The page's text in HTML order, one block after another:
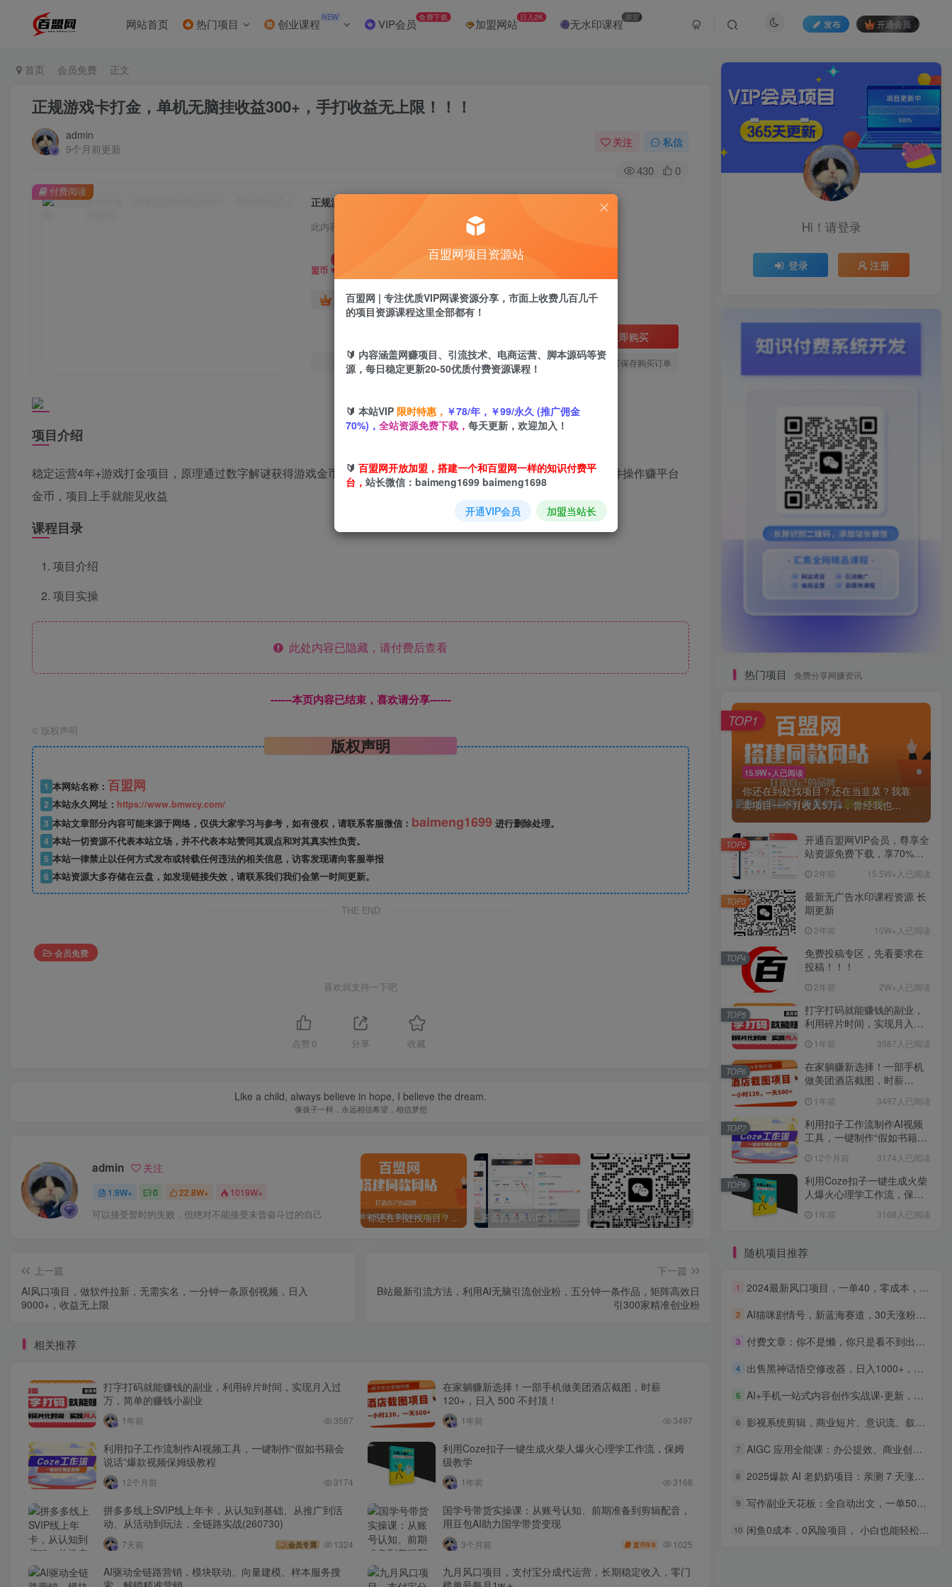
网站首页 热门项目 创业课程 NEW VIP会员 免费下载 加盟网站 日入2K 无水印课程 加盟
发布 开通会员
首页 会员免费 正文
正规游戏卡打金，单机无脑挂收益300+，手打收益无上限！！！
admin
9个月前更新
关注 私信
430 0
正规游戏卡打金，单机无脑挂收益300+，手打收益无上限！！！
此内容为付费阅读，请付费后查看
盟币 9.9
黄金会员免费 超级会员免费
立即购买
您当前未登录！建议登陆后购买，可保存购买订单
付费阅读
项目介绍
稳定运营4年+游戏打金项目，原理通过数字解谜获得游戏金币，然后兑换成游戏卡，正规打金项目通过全自动挂机软件操作赚平台
金币，项目上手就能见收益
课程目录
项目介绍
项目实操
此处内容已隐藏，请付费后查看
------本页内容已结束，喜欢请分享------
© 版权声明
版权声明
1 本网站名称： 百盟网
2 本站永久网址： https://www.bmwcy.com/
3 本站文章部分内容可能来源于网络，仅供大家学习与参考，如有侵权，请联系客服微信： baimeng1699 进行删除处理。
4 本站一切资源不代表本站立场，并不代表本站赞同其观点和对其真实性负责。
5 本站一律禁止以任何方式发布或转载任何违法的相关信息，访客发现请向客服举报
6 本站资源大多存储在云盘，如发现链接失效，请联系我们我们会第一时间更新。
THE END
会员免费
喜欢就支持一下吧
点赞 0 分享 收藏
Like a child, always believe in hope, I believe the dream.
像孩子一样，永远相信希望，相信梦想
admin 关注
1.9W+ 0 22.8W+ 1019W+
可以接受暂时的失败，但绝对不能接受未曾奋斗过的自己 你还在到处找项目？还在当韭菜？我靠卖项目一个月收入5万+，曾经我也是个失败者。 最新无广告水印课程资源 长期更新 免费投稿专区，先看要求在投稿！！！ 打字打码就能赚钱的副业，利用碎片时间，实现月入过万，简单的赚钱小副业
上一篇
AI风口项目，做软件拉新，无需实名，一分钟一条原创视频，日入
9000+，收益无上限
下一篇
B站最新引流方法，利用AI无脑引流创业粉，五分钟一条作品，矩阵高效日
引300家精准创业粉
相关推荐
打字打码就能赚钱的副业，利用碎片时间，实现月入过
万，简单的赚钱小副业
1年前 3587
在家躺赚新选择！一部手机做美团酒店截图，时薪
120+，日入 500 不封顶！
1年前 3497
利用扣子工作流制作AI视频工具，一键制作“假如书籍会
说话”爆款视频保姆级教程
12个月前 3174
利用Coze扣子一键生成火柴人爆火心理学工作流，保姆
级教学
1年前 3168
拼多多线上SVIP线上年卡，从认知到基础、从推广到活
动、从活动到玩法，全链路实战(260730)
7天前 会员专属 1324
国学号带货实操课：从账号认知、前期准备到剪辑配音，
用豆包AI助力国学带货变现
3个月前 盟币9.9 1025
AI驱动全链路营销，模块联动、向量建模、样本服务搜
九月风口项目，支付宝分成代运营，长期稳定收入，零门
Hi！请登录
登录 注册
热门项目 免费分享网赚资讯
15.9W+人已阅读
你还在到处找项目？还在当韭菜？我靠
卖项目一个月收入5万+，曾经我也...
TOP1
开通百盟网VIP会员，尊享全
站资源免费下载，享70%的
惠】2年前 15.5W+人已阅读
TOP2
最新无广告水印课程资源 长
期更新
2年前 10W+人已阅读
TOP3
免费投稿专区，先看要求在
投稿！！！
2年前 2W+人已阅读
TOP4
打字打码就能赚钱的副业，
利用碎片时间，实现月入过
1年前 3587人已阅读
TOP5
在家躺赚新选择！一部手机
做美团酒店截图，时薪
1年前 3497人已阅读
TOP6
利用扣子工作流制作AI视频
工具，一键制作“假如书籍会
12个月前 3174人已阅读
TOP7
利用Coze扣子一键生成火柴
人爆火心理学工作流，保姆
1年前 3168人已阅读
TOP8
随机项目推荐
1 2024最新风口项目，一单40，零成本，日入2000+，无脑操作
2 AI猫咪剧情号，新蓝海赛道，30天涨粉100W，制作简单无脑，轻松月入1w+
3 付费文章：你不是懒，你只是看不到出路！两万字深度拆解，打破学习工作赚钱死循环
4 出售黑神话悟空修改器，日入1000+，爆火新风口
5 AI+手机一站式内容创作实战课-更新，文案PPT思维导图全覆盖，轻松制作宣传带货创意各类视频
6 影视系统剪辑，商业短片、意识流、叙事片实战，零基础入行做专业剪辑师
7 AIGC 应用全能课：办公提效、商业创作、智能体搭建、企业转型，一站式学会AI应用
8 2025爆款 AI 老奶奶项目：亲测 7 天涨粉 1W+，私域变现 1000+
9 写作副业天花板：全自动出文，一单500+，免费接单群，小白当天上手当天收米
10 闲鱼0成本，0风险项目， 小白也能轻松日入1000+简单易上手
百盟网项目资源站
百盟网 | 专注优质VIP网课资源分享，市面上收费几百几千
的项目资源课程这里全部都有！
🔰 内容涵盖网赚项目、引流技术、电商运营、脚本源码等资
源，每日稳定更新20-50优质付费资源课程！
🔰 本站VIP 限时特惠， ￥78/年，￥99/永久 (推广佣金
70%)， 全站资源免费下载， 每天更新，欢迎加入！
🔰 百盟网开放加盟，搭建一个和百盟网一样的知识付费平
台， 站长微信：baimeng1699 baimeng1698
开通VIP会员 加盟当站长